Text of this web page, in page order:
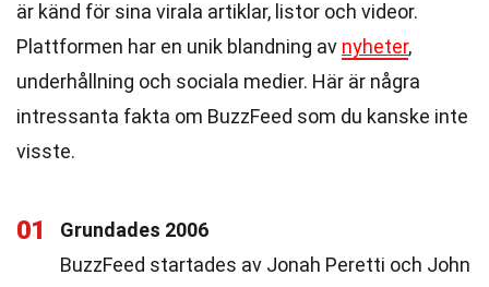
är känd för sina virala artiklar, listor och videor.
Plattformen har en unik blandning av nyheter,
underhållning och sociala medier. Här är några
intressanta fakta om BuzzFeed som du kanske inte
visste.
01
Grundades 2006
BuzzFeed startades av Jonah Peretti och John